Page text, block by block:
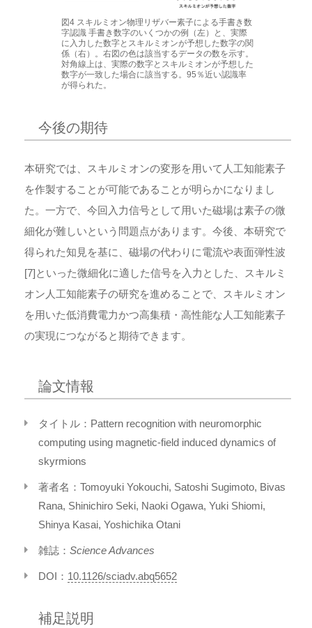
図4 スキルミオン物理リザバー素子による手書き数
字認識 手書き数字のいくつかの例（左）と、実際
に入力した数字とスキルミオンが予想した数字の関
係（右）。右図の色は該当するデータの数を示す。
対角線上は、実際の数字とスキルミオンが予想した
数字が一致した場合に該当する。95％近い認識率
が得られた。
今後の期待
本研究では、スキルミオンの変形を用いて人工知能素子
を作製することが可能であることが明らかになりまし
た。一方で、今回入力信号として用いた磁場は素子の微
細化が難しいという問題点があります。今後、本研究で
得られた知見を基に、磁場の代わりに電流や表面弾性波
[7]といった微細化に適した信号を入力とした、スキルミ
オン人工知能素子の研究を進めることで、スキルミオン
を用いた低消費電力かつ高集積・高性能な人工知能素子
の実現につながると期待できます。
論文情報
タイトル：Pattern recognition with neuromorphic
computing using magnetic-field induced dynamics of
skyrmions
著者名：Tomoyuki Yokouchi, Satoshi Sugimoto, Bivas
Rana, Shinichiro Seki, Naoki Ogawa, Yuki Shiomi,
Shinya Kasai, Yoshichika Otani
雑誌： Science Advances
DOI： 10.1126/sciadv.abq5652
補足説明